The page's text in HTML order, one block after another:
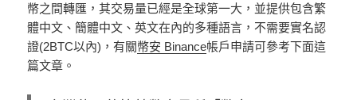
幣之間轉匯，其交易量已經是全球第一大，並提供包含繁
體中文、簡體中文、英文在內的多種語言，不需要實名認
證(2BTC以內)，有關幣安 Binance帳戶申請可參考下面這
篇文章。